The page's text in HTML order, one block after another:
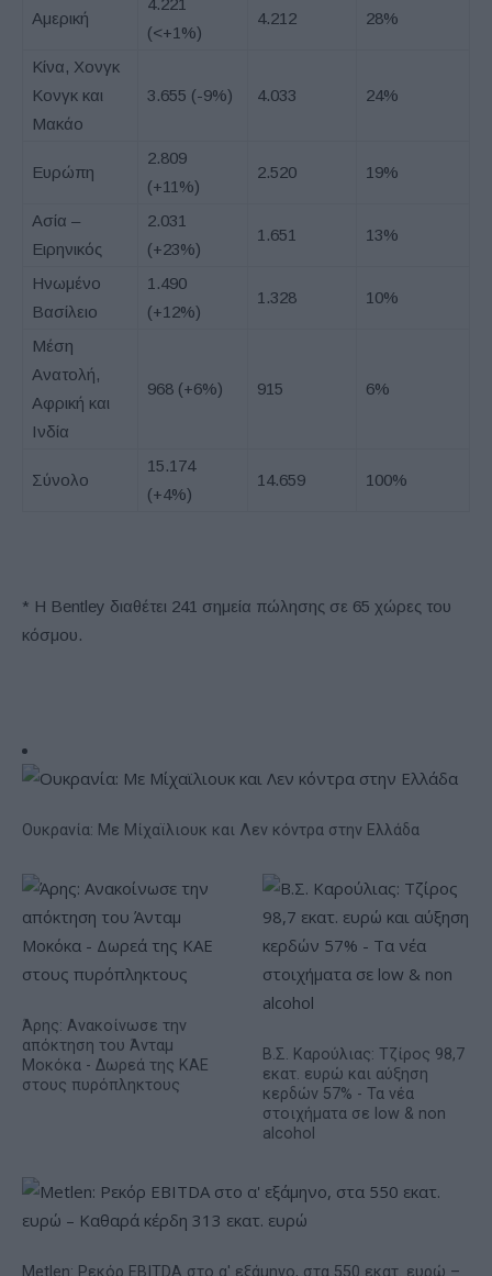
Αμερική
4.221
(<+1%)
4.212 28%
Κίνα, Χονγκ
Κονγκ και
Μακάο
3.655 (-9%) 4.033 24%
Ευρώπη
2.809
(+11%)
2.520 19%
Ασία –
Ειρηνικός
2.031
(+23%)
1.651 13%
Ηνωμένο
Βασίλειο
1.490
(+12%)
1.328 10%
Μέση
Ανατολή,
Αφρική και
Ινδία
968 (+6%) 915 6%
Σύνολο
15.174
(+4%)
14.659 100%
* Η Bentley διαθέτει 241 σημεία πώλησης σε 65 χώρες του
κόσμου.
Ουκρανία: Με Μίχαϊλιουκ και Λεν κόντρα στην Ελλάδα
Άρης: Ανακοίνωσε την
απόκτηση του Άνταμ
Μοκόκα - Δωρεά της ΚΑΕ
στους πυρόπληκτους
Β.Σ. Καρούλιας: Τζίρος 98,7
εκατ. ευρώ και αύξηση
κερδών 57% - Τα νέα
στοιχήματα σε low & non
alcohol